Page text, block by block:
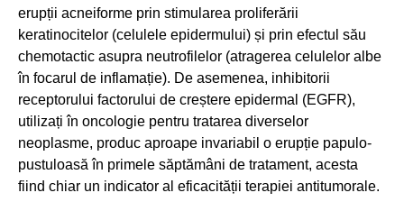
erupții acneiforme prin stimularea proliferării
keratinocitelor (celulele epidermului) și prin efectul său
chemotactic asupra neutrofilelor (atragerea celulelor albe
în focarul de inflamație). De asemenea, inhibitorii
receptorului factorului de creștere epidermal (EGFR),
utilizați în oncologie pentru tratarea diverselor
neoplasme, produc aproape invariabil o erupție papulo-
pustuloasă în primele săptămâni de tratament, acesta
fiind chiar un indicator al eficacității terapiei antitumorale.